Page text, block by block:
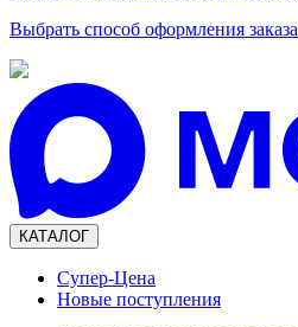
Выбрать способ оформления заказа
КАТАЛОГ
Супер-Цена
Новые поступления